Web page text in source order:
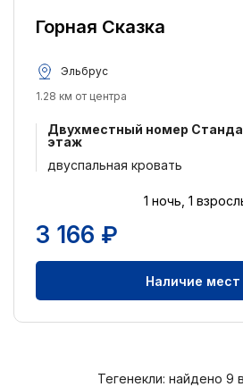
Горная Сказка
Эльбрус
1.28 км от центра
Двухместный номер
этаж
двуспальная кровать
1 ночь, 1
3 166 ₽
Наличие мест
Тегенекли: найдено 9